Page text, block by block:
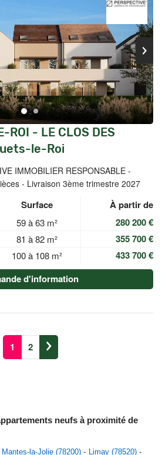
ROI - LE CLOS DES
le-Roi
IMMOBILIER RESPONSABLE -
- Livraison 3ème trimestre 2027
Surface À partir de
59 à 63 m² 280 200 €
81 à 82 m² 355 700 €
100 à 108 m²
433 700 €
d'information
1 2
neufs à proximité de
Mantes-la-Jolie (78200) Limay (78520)